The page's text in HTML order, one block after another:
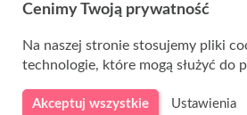
DO KOSZYKA
Cenimy Twoją prywatność
Na naszej stronie stosujemy pliki
technologie, które mogą służyć do
Akceptuj wszystkie Ustawienia